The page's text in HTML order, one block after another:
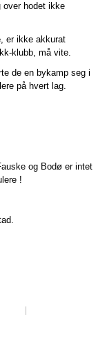
over hodet ikke
, er ikke akkurat
klubb, må vite.
de en bykamp seg i
på hvert lag.
og Bodø er intet
!